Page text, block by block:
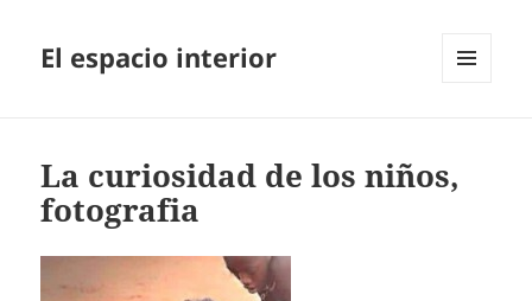
El espacio interior
La curiosidad de los niños,
fotografia